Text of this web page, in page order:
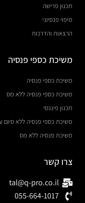
תכנון פרישה
מיפוי פנסיוני
הרצאות והדרכות
משיכת כספי פנסיה
משיכת כספי פנסיה
משיכת כספי פנסיה ללא מס
תכנון פיננסי
משיכת כספי פנסיה ללא סיום
משיכת פנסיה ללא מס
צרו קשר
tal@q-pro.co.il
055-664-1017